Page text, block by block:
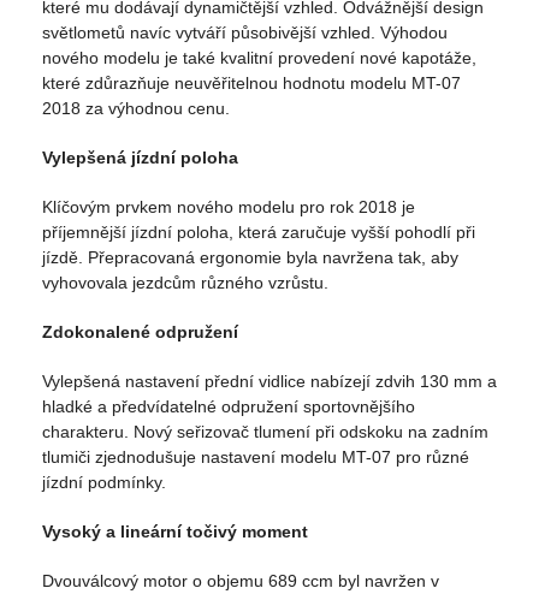
které mu dodávají dynamičtější vzhled. Odvážnější design
světlometů navíc vytváří působivější vzhled. Výhodou
nového modelu je také kvalitní provedení nové kapotáže,
které zdůrazňuje neuvěřitelnou hodnotu modelu MT-07
2018 za výhodnou cenu.
Vylepšená jízdní poloha
Klíčovým prvkem nového modelu pro rok 2018 je
příjemnější jízdní poloha, která zaručuje vyšší pohodlí při
jízdě. Přepracovaná ergonomie byla navržena tak, aby
vyhovovala jezdcům různého vzrůstu.
Zdokonalené odpružení
Vylepšená nastavení přední vidlice nabízejí zdvih 130 mm a
hladké a předvídatelné odpružení sportovnějšího
charakteru. Nový seřizovač tlumení při odskoku na zadním
tlumiči zjednodušuje nastavení modelu MT-07 pro různé
jízdní podmínky.
Vysoký a lineární točivý moment
Dvouválcový motor o objemu 689 ccm byl navržen v